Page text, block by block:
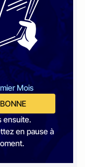
Mois
ensuite.
en pause à